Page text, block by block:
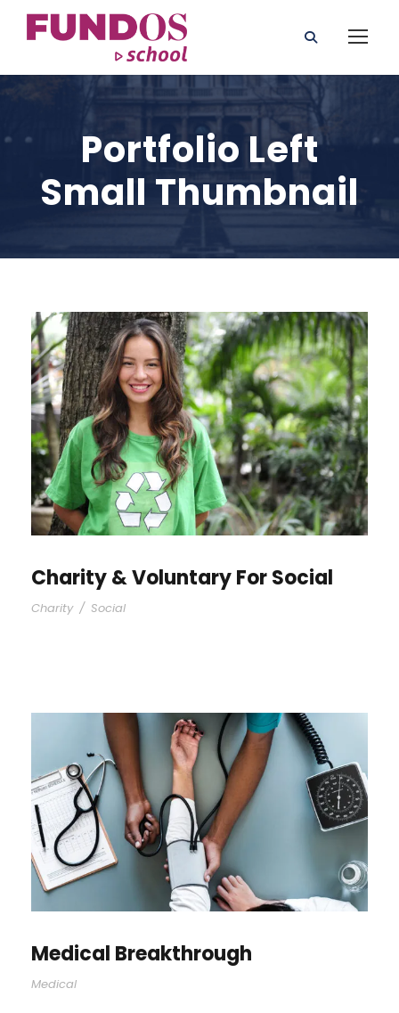
Portfolio Left
Small Thumbnail
Charity & Voluntary For Social
Charity / Social
Medical Breakthrough
Medical